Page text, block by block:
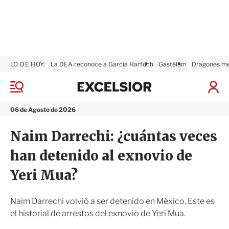
M
n
06 de Agosto de 2026
LO DE HOY: La DEA reconoce a García Harfuch Gastélum Dragones
I
a
ó
x
i
r
Naim Darrechi: ¿cuántas veces
han detenido al exnovio de
Yeri Mua?
Naim Darrechi volvió a ser detenido en México. Este es
el historial de arrestos del exnovio de Yeri Mua.